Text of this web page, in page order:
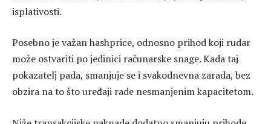
isplativosti.
Posebno je važan hashprice, odnosno prihod koji rudar
može ostvariti po jedinici računarske snage. Kada taj
pokazatelj pada, smanjuje se i svakodnevna zarada, bez
obzira na to što uređaji rade nesmanjenim kapacitetom.